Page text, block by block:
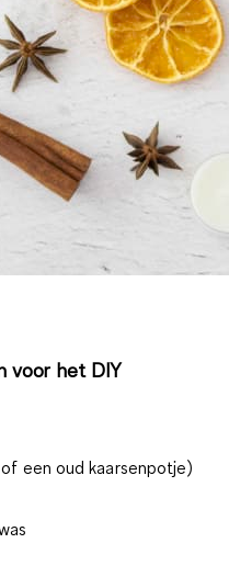
voor het DIY
een oud kaarsenpotje)